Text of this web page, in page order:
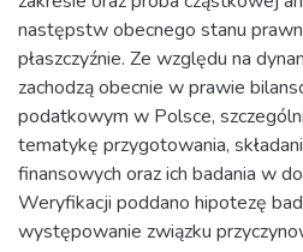
następstw obecnego stanu
płaszczyźnie. Ze względu na
zachodzą obecnie w prawie
podatkowym w Polsce,
tematykę przygotowania,
finansowych oraz ich badania w
Weryfikacji poddano hipotezę
występowanie związku